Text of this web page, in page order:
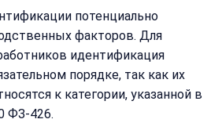
потенциально
факторов. Для
идентификация
порядке, так как их
к категории, указанной в
ФЗ-426.